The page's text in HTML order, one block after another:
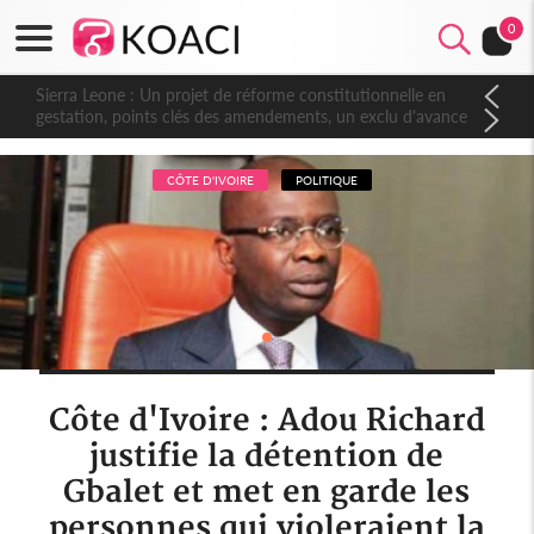
0
Sierra Leone : Un projet de réforme constitutionnelle en
gestation, points clés des amendements, un exclu d'avance
CÔTE D'IVOIRE POLITIQUE
Côte d'Ivoire : Adou Richard
justifie la détention de
Gbalet et met en garde les